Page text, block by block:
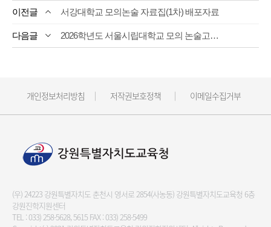
서강대학교 모의논술 자료집(1차) 배포자료
2026학년도 서울시립대학교 모의 논술고사 시행 안내
개인정보처리방침 저작권보호정책 이메일수집거부
(우) 24223 강원특별자치도 춘천시 영서로 2854(사농동) 강원특별자치도교육청 6층
강원진학지원센터
TEL : 033) 258-5628, 5615 FAX : 033) 258-5499